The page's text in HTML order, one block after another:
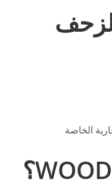
الخاصة